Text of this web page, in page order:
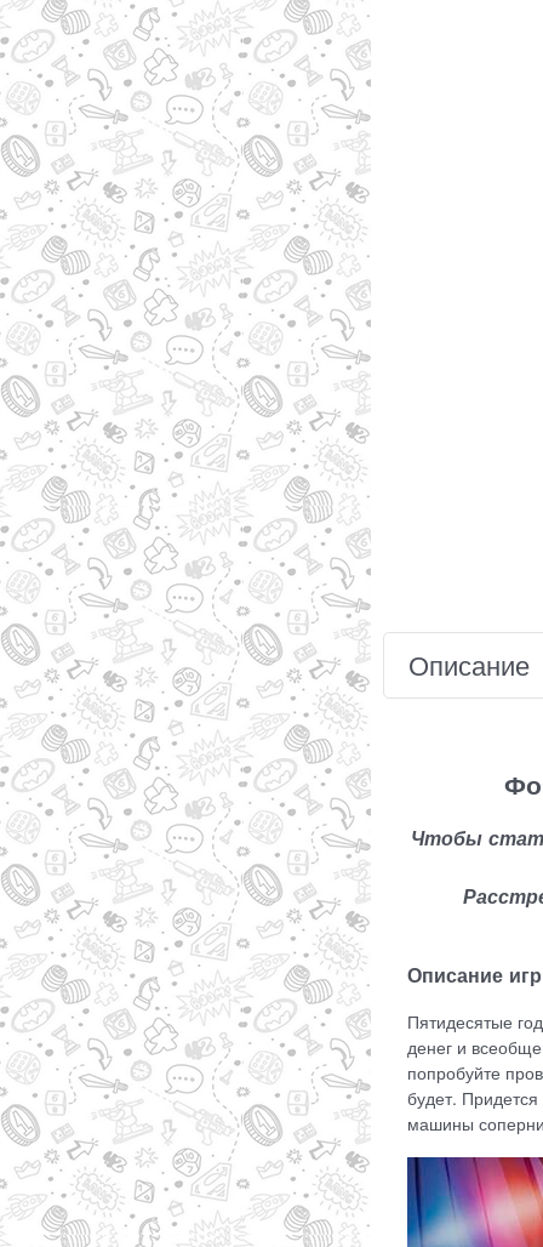
Описание
Чтобы
Описание
Пятидесятые
денег и
попробуйте
будет.
машины